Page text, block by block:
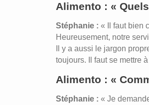
Alimento : «
Stéphanie : « Il faut bien
Heureusement, notre
Il y a aussi le jargon
toujours. Il faut se mettre
Alimento : «
Stéphanie : « Je